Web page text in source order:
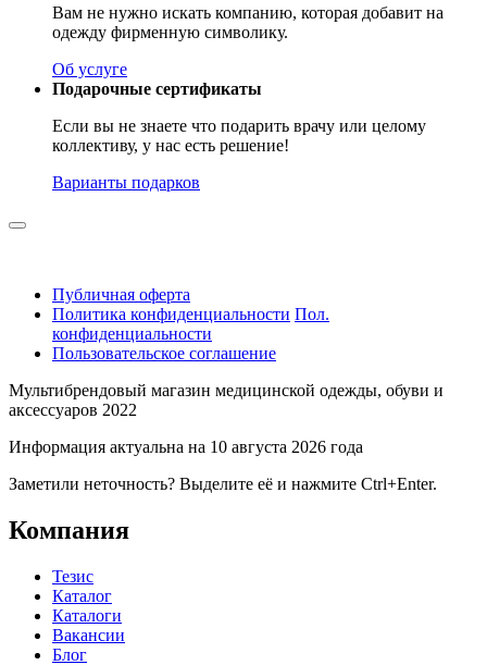
Вам не нужно искать компанию, которая добавит на
одежду фирменную символику.
Об услуге
Подарочные сертификаты
Если вы не знаете что подарить врачу или целому
коллективу, у нас есть решение!
Варианты подарков
Публичная оферта
Политика конфиденциальности Пол.
конфиденциальности
Пользовательское соглашение
Мультибрендовый магазин медицинской одежды, обуви и
аксессуаров 2022
Информация актуальна на 10 августа 2026 года
Заметили неточность? Выделите её и нажмите Ctrl+Enter.
Компания
Тезис
Каталог
Каталоги
Вакансии
Блог